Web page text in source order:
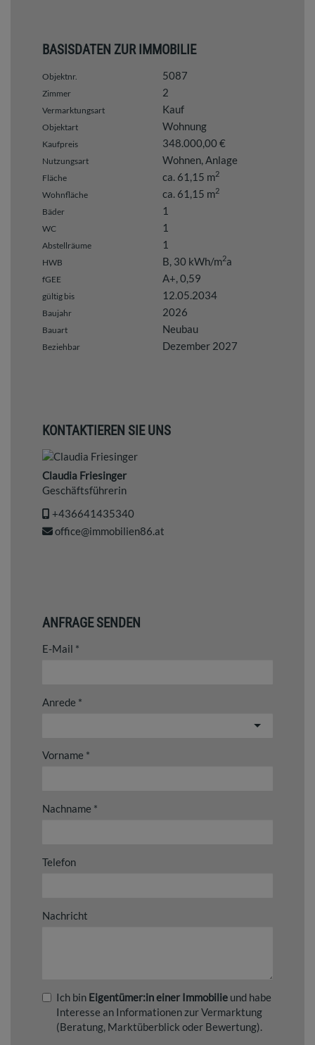
BASISDATEN ZUR IMMOBILIE
Objektnr. 5087
Zimmer 2
Vermarktungsart Kauf
Objektart Wohnung
Kaufpreis 348.000,00 €
Nutzungsart Wohnen Anlage
Fläche ca. 61,15 m2
Wohnfläche ca. 61,15 m2
Bäder 1
WC 1
Abstellräume 1
HWB B, 30 kWh/m2a
fGEE A+, 0,59
gültig bis 12.05.2034
Baujahr 2026
Bauart Neubau
Beziehbar Dezember 2027
KONTAKTIEREN SIE UNS
Claudia Friesinger
Geschäftsführerin
+436641435340
office@immobilien86.at
ANFRAGE SENDEN
E-Mail
Anrede
Vorname
Nachname
Telefon
Nachricht
Ich bin Eigentümer:in einer Immobilie und habe
Interesse an Informationen zur Vermarktung
(Beratung, Marktüberblick oder Bewertung).